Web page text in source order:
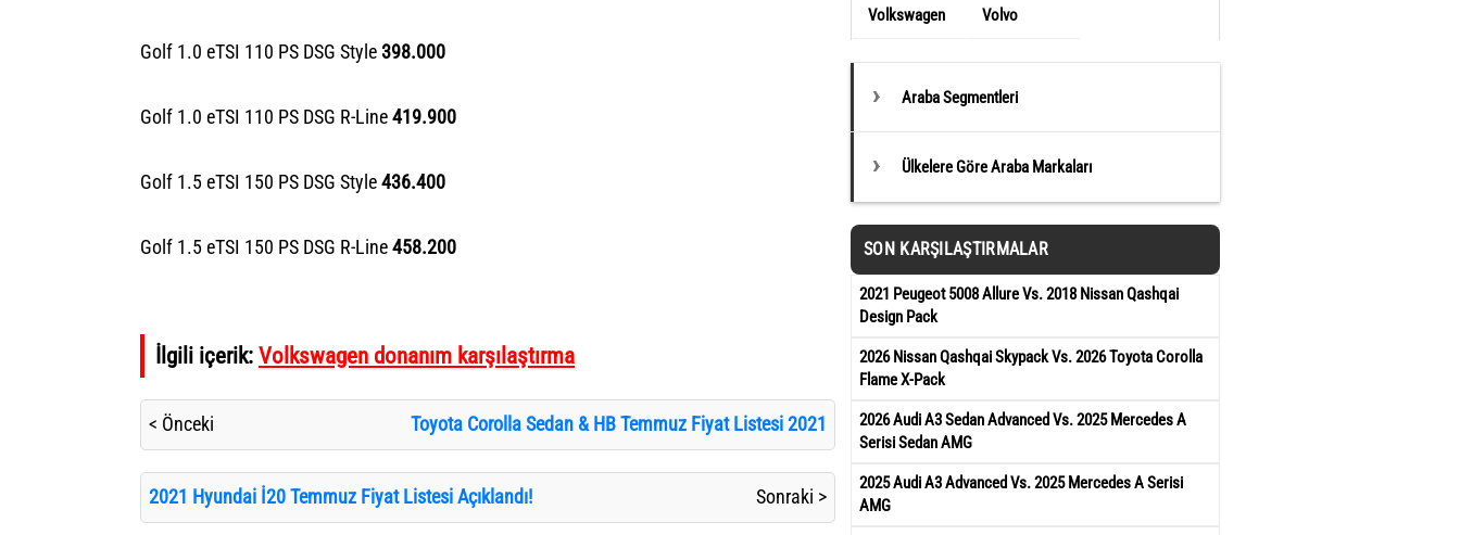
Golf 1.0 eTSI 110 PS DSG Style 398.000
Golf 1.0 eTSI 110 PS DSG R-Line419.900
Golf 1.5 eTSI 150 PS DSG Style436.400
Golf 1.5 eTSI 150 PS DSG R-Line458.200
İlgili içerik: Volkswagen donanım karşılaştırma
< Önceki Toyota Corolla Sedan & HB Temmuz Fiyat Listesi 2021
2021 Hyundai İ20 Temmuz Fiyat Listesi Açıklandı! Sonraki >
Volkswagen Volvo
Araba Segmentleri
Ülkelere Göre Araba Markaları
SON KARŞILAŞTIRMALAR
2021 Peugeot 5008 Allure Vs. 2018 Nissan Qashqai
Design Pack
2026 Nissan Qashqai Skypack Vs. 2026 Toyota Corolla
Flame X-Pack
2026 Audi A3 Sedan Advanced Vs. 2025 Mercedes A
Serisi Sedan AMG
2025 Audi A3 Advanced Vs. 2025 Mercedes A Serisi
AMG